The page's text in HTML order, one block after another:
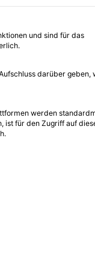
Minuten gelesen
erteilt
und sind für das
darüber geben,
werden
ist für den Zugriff auf